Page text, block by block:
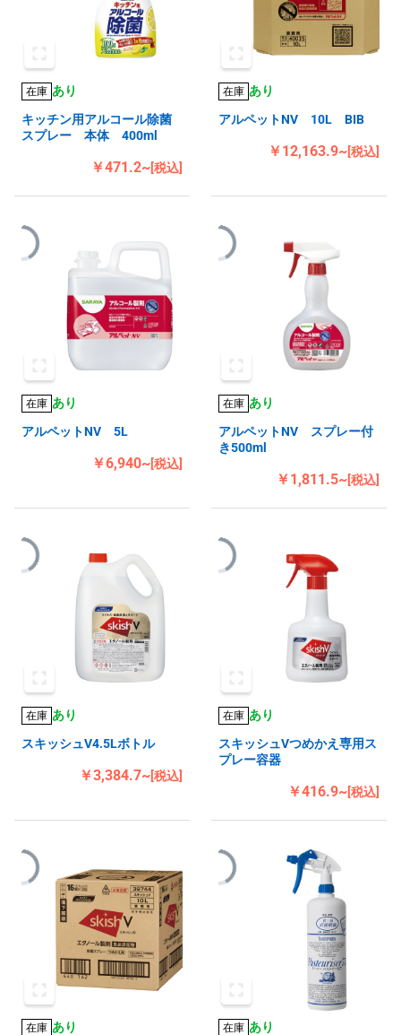
在庫 あり
キッチン用アルコール除菌
スプレー 本体 400ml
￥471.2~[税込]
在庫 あり
アルペットNV 10L BIB
￥12,163.9~[税込]
在庫 あり
アルペットNV 5L
￥6,940~[税込]
在庫 あり
アルペットNV スプレー付
き500ml
￥1,811.5~[税込]
在庫 あり
スキッシュV4.5Lボトル
￥3,384.7~[税込]
在庫 あり
スキッシュVつめかえ専用ス
プレー容器
￥416.9~[税込]
在庫 あり
在庫 あり